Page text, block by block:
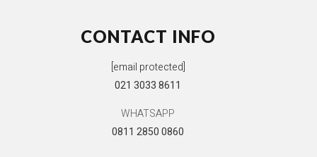
CONTACT INFO
[email protected]
021 3033 8611
WHATSAPP
0811 2850 0860